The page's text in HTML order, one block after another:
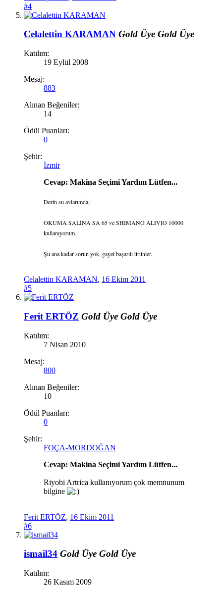
#4
Celalettin KARAMAN Gold Üye Gold Üye
Katılım:
19 Eylül 2008
Mesaj:
883
Alınan Beğeniler:
14
Ödül Puanları:
0
Şehir:
İzmir
Cevap: Makina Seçimi Yardım Lütfen...
Derin su avlarımda;
OKUMA SALİNA SA 65 ve SHIMANO ALIVIO 10000
kullanıyorum.
Şu ana kadar sorun yok, gayet başarılı ürünler.
Celalettin KARAMAN, 16 Ekim 2011
#5
Ferit ERTÖZ Gold Üye Gold Üye
Katılım:
7 Nisan 2010
Mesaj:
800
Alınan Beğeniler:
10
Ödül Puanları:
0
Şehir:
FOÇA-MORDOĞAN
Cevap: Makina Seçimi Yardım Lütfen...
Riyobi Artrica kullanıyorum çok memnunum
bilgine
Ferit ERTÖZ, 16 Ekim 2011
#6
ismail34 Gold Üye Gold Üye
Katılım:
26 Kasım 2009